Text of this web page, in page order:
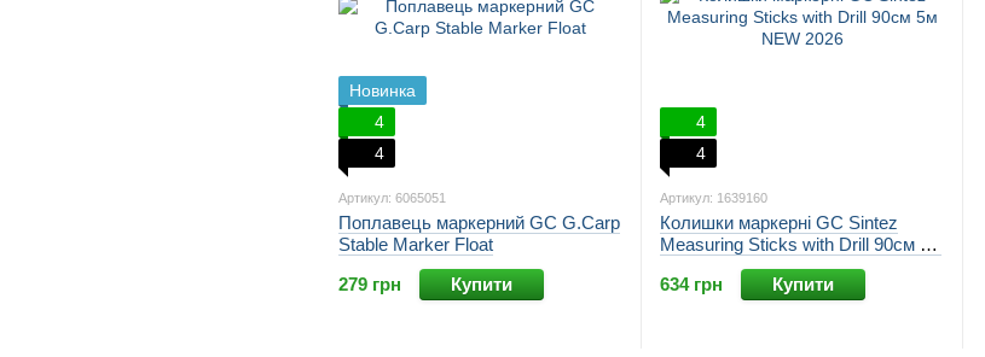
Новинка
4
4
Артикул: 6065051
Поплавець маркерний GC G.Carp
Stable Marker Float
279 грн
Купити
4
4
Артикул: 1639160
Колишки маркерні GC Sintez
Measuring Sticks with Drill 90см 5м
NEW 2026
634 грн
Купити